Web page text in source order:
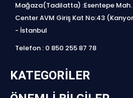
Mağaza(Tadilatta) :Esentepe Mah.
Center AVM Giriş Kat No:43
- İstanbul
Telefon : 0 850 255 87 78
KATEGORILER